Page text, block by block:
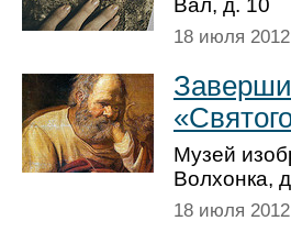
Вал, д. 10
18 июля
Музей
Волхонка,
18 июля